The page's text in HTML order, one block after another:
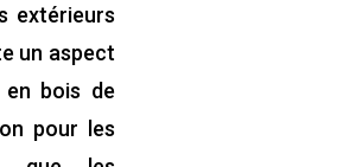
extérieurs
un aspect
en bois de
pour les